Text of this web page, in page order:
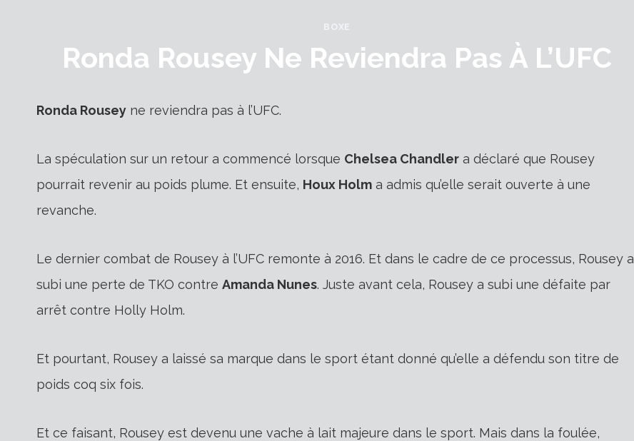
BOXE
Ronda Rousey Ne Reviendra Pas À L’UFC
Ronda Rousey ne reviendra pas à l’UFC.
La spéculation sur un retour a commencé lorsque Chelsea Chandler a déclaré que Rousey
pourrait revenir au poids plume. Et ensuite, Houx Holm a admis qu’elle serait ouverte à une
revanche.
Le dernier combat de Rousey à l’UFC remonte à 2016. Et dans le cadre de ce processus, Rousey a
subi une perte de TKO contre Amanda Nunes. Juste avant cela, Rousey a subi une défaite par
arrêt contre Holly Holm.
Et pourtant, Rousey a laissé sa marque dans le sport étant donné qu’elle a défendu son titre de
poids coq six fois.
Et ce faisant, Rousey est devenu une vache à lait majeure dans le sport. Mais dans la foulée,